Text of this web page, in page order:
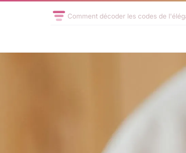
Comment décoder les codes de